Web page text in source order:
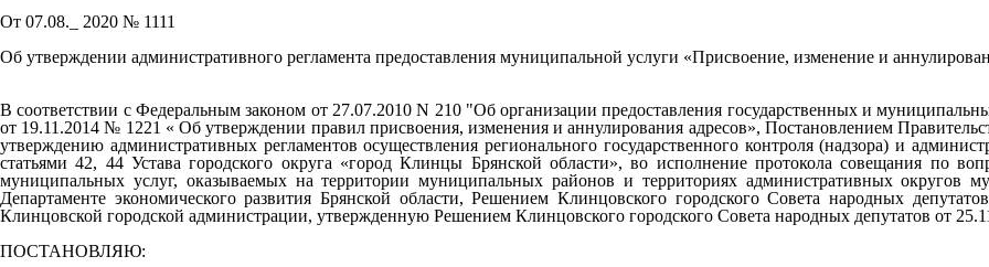
От 07.08._ 2020 № 1111
Об утверждении административного регламента предоставления муниципальной услуги «Присвоение, изменение и
В соответствии с Федеральным законом от 27.07.2010 N 210 "Об организации предоставления государственных и
от 19.11.2014 № 1221 « Об утверждении правил присвоения, изменения и аннулирования адресов», Постановлением
утверждению административных регламентов осуществления регионального государственного контроля (надзора) и
статьями 42, 44 Устава городского округа «город Клинцы Брянской области», во исполнение протокола совещания по
муниципальных услуг, оказываемых на территории муниципальных районов и территориях административных округов
Департаменте экономического развития Брянской области, Решением Клинцовского городского Совета народных
Клинцовской городской администрации, утвержденную Решением Клинцовского городского Совета народных депутатов от
ПОСТАНОВЛЯЮ: